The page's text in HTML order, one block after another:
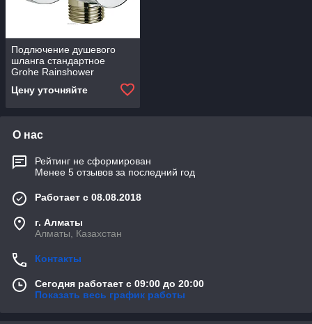
Подлючение душевого
шланга стандартное
Grohe Rainshower
Цену уточняйте
О нас
Рейтинг не сформирован
Менее 5 отзывов за последний год
Работает с 08.08.2018
г. Алматы
Алматы, Казахстан
Контакты
Сегодня работает с 09:00 до 20:00
Показать весь график работы